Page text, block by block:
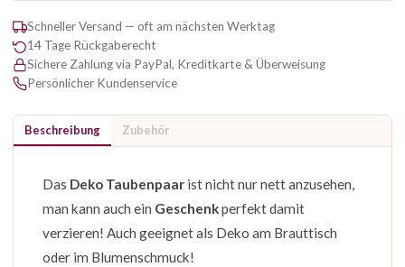
Schneller Versand — oft am nächsten Werktag
14 Tage Rückgaberecht
Sichere Zahlung via PayPal, Kreditkarte & Überweisung
Persönlicher Kundenservice
Beschreibung Zubehör
Das Deko Taubenpaar ist nicht nur nett anzusehen,
man kann auch ein Geschenkperfekt damit
verzieren! Auch geeignet als Deko am Brauttisch
oder im Blumenschmuck!